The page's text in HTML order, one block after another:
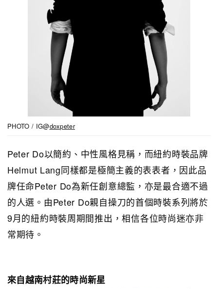
PHOTO / IG@doxpeter
Peter Do以簡約、中性風格見稱，而紐約時裝品牌
Helmut Lang同樣都是極簡主義的表表者，因此品
牌任命Peter Do為新任創意總監，亦是最合適不過
的人選。由Peter Do親自操刀的首個時裝系列將於
9月的紐約時裝周期間推出，相信各位時尚迷亦非
常期待。
來自越南村莊的時尚新星